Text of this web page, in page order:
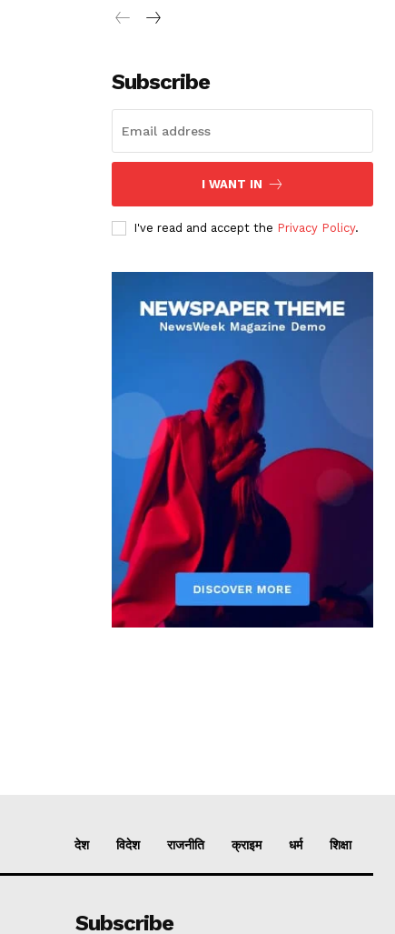
Subscribe
I WANT IN
I've read and accept the Privacy Policy.
देश विदेश राजनीति क्राइम धर्म शिक्षा
Subscribe